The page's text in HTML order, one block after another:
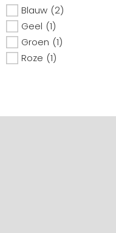
Blauw (2)
Geel (1)
Groen (1)
Roze (1)